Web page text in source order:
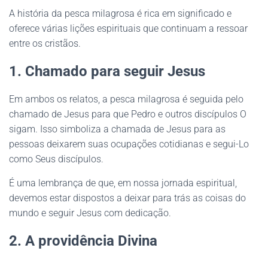
A história da pesca milagrosa é rica em significado e
oferece várias lições espirituais que continuam a ressoar
entre os cristãos.
1. Chamado para seguir Jesus
Em ambos os relatos, a pesca milagrosa é seguida pelo
chamado de Jesus para que Pedro e outros discípulos O
sigam. Isso simboliza a chamada de Jesus para as
pessoas deixarem suas ocupações cotidianas e segui-Lo
como Seus discípulos.
É uma lembrança de que, em nossa jornada espiritual,
devemos estar dispostos a deixar para trás as coisas do
mundo e seguir Jesus com dedicação.
2. A providência Divina